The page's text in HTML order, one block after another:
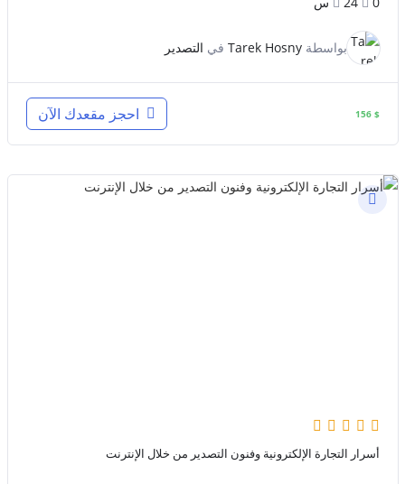
بواسطةTarek Hosny في التصدير
156 $ احجز مقعدك الآن
أسرار التجارة الإلكترونية وفنون التصدير من خلال الإنترنت